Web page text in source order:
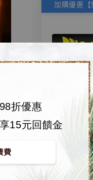
折優惠
15元回饋金
費
【店
系列
鳥山
工作
🏝【無人島玩